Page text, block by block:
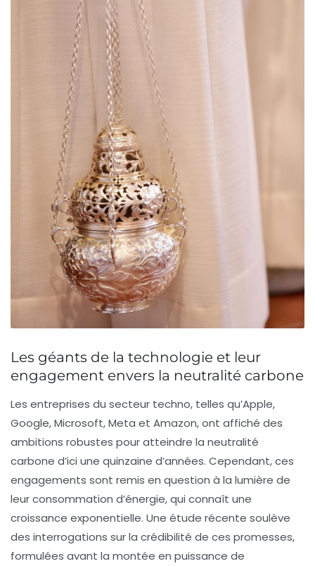
Les géants de la technologie et leur
engagement envers la neutralité carbone
Les entreprises du secteur techno, telles qu’Apple,
Google, Microsoft, Meta et Amazon, ont affiché des
ambitions robustes pour atteindre la neutralité
carbone d’ici une quinzaine d’années. Cependant, ces
engagements sont remis en question à la lumière de
leur consommation d’énergie, qui connaît une
croissance exponentielle. Une étude récente soulève
des interrogations sur la crédibilité de ces promesses,
formulées avant la montée en puissance de